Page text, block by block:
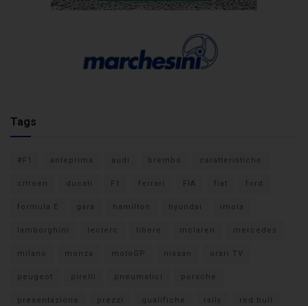
Tags
#F1 anteprima audi brembo caratteristiche
citroen ducati F1 ferrari FIA fiat ford
formula E gara hamilton hyundai imola
lamborghini leclerc libere mclaren mercedes
milano monza motoGP nissan orari TV
peugeot pirelli pneumatici porsche
presentazione prezzi qualifiche rally red bull